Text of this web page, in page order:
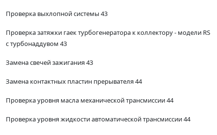
Проверка выхлопной системы 43
Проверка затяжки гаек турбогенератора к коллектору - модели RS
с турбонаддувом 43
Замена свечей зажигания 43
Замена контактных пластин прерывателя 44
Проверка уровня масла механической трансмиссии 44
Проверка уровня жидкости автоматической трансмиссии 44